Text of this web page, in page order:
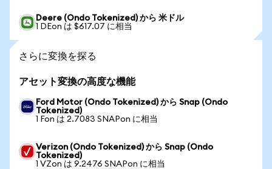
Deere (Ondo Tokenized) から 米ドル
1 DEon は $617.07 に相当
さらに変換を探る
アセット変換の高度な機能
Ford Motor (Ondo Tokenized) から Snap (Ondo
Tokenized)
1 Fon は 2.7083 SNAPon に相当
Verizon (Ondo Tokenized) から Snap (Ondo
Tokenized)
1 VZon は 9.2476 SNAPon に相当